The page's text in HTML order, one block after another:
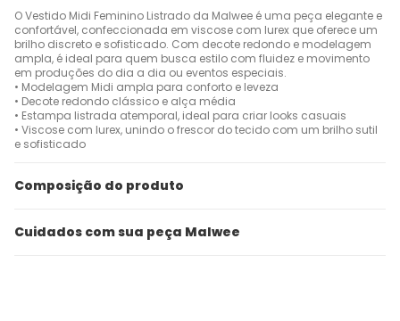
O Vestido Midi Feminino Listrado da Malwee é uma peça elegante e
confortável, confeccionada em viscose com lurex que oferece um
brilho discreto e sofisticado. Com decote redondo e modelagem
ampla, é ideal para quem busca estilo com fluidez e movimento
em produções do dia a dia ou eventos especiais.
• Modelagem Midi ampla para conforto e leveza
• Decote redondo clássico e alça média
• Estampa listrada atemporal, ideal para criar looks casuais
• Viscose com lurex, unindo o frescor do tecido com um brilho sutil
e sofisticado
Composição do produto
Cuidados com sua peça Malwee